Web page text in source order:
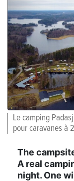
Le camping
pour caravanes à
The
A real
night. One